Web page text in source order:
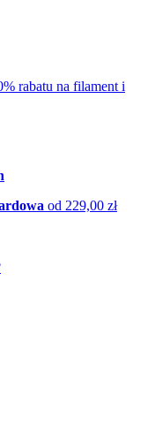
rabatu na filament i
od 229,00 zł